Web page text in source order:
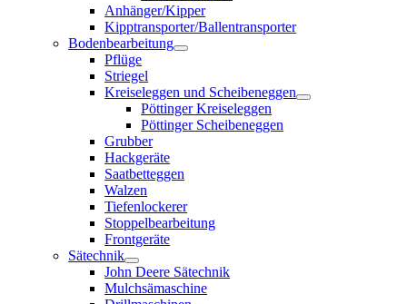
Anhänger/Kipper
Kipptransporter/Ballentransporter
Bodenbearbeitung
Pflüge
Striegel
Kreiseleggen und Scheibeneggen
Pöttinger Kreiseleggen
Pöttinger Scheibeneggen
Grubber
Hackgeräte
Saatbetteggen
Walzen
Tiefenlockerer
Stoppelbearbeitung
Frontgeräte
Sätechnik
John Deere Sätechnik
Mulchsämaschine